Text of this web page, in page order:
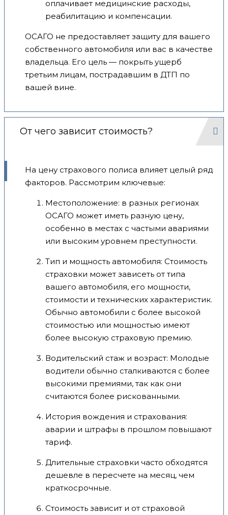
оплачивает медицинские расходы,
реабилитацию и компенсации.
ОСАГО не предоставляет защиту для вашего
собственного автомобиля или вас в качестве
владельца. Его цель — покрыть ущерб
третьим лицам, пострадавшим в ДТП по
вашей вине.
От чего зависит стоимость?
На цену страхового полиса влияет целый ряд
факторов. Рассмотрим ключевые:
Местоположение: в разных регионах
ОСАГО может иметь разную цену,
особенно в местах с частыми авариями
или высоким уровнем преступности.
Тип и мощность автомобиля: Стоимость
страховки может зависеть от типа
вашего автомобиля, его мощности,
стоимости и технических характеристик.
Обычно автомобили с более высокой
стоимостью или мощностью имеют
более высокую страховую премию.
Водительский стаж и возраст: Молодые
водители обычно сталкиваются с более
высокими премиями, так как они
считаются более рискованными.
История вождения и страхования:
аварии и штрафы в прошлом повышают
тариф.
Длительные страховки часто обходятся
дешевле в пересчете на месяц, чем
краткосрочные.
Стоимость зависит и от страховой